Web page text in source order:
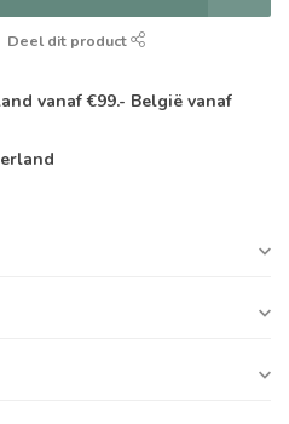
Deel dit product
vanaf €99.- België vanaf